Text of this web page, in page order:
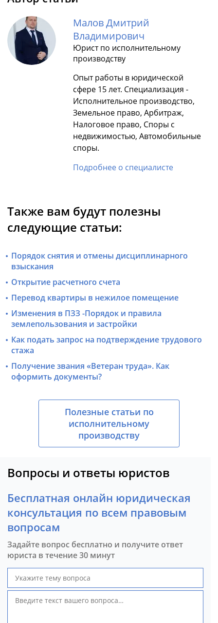
Малов Дмитрий
Владимирович
Юрист по исполнительному
производству
Опыт работы в юридической
сфере 15 лет. Специализация -
Исполнительное производство,
Земельное право, Арбитраж,
Налоговое право, Споры с
недвижимостью, Автомобильные
споры.
Подробнее о специалисте
Также вам будут полезны
следующие статьи:
Порядок снятия и отмены дисциплинарного
взыскания
Открытие расчетного счета
Перевод квартиры в нежилое помещение
Изменения в ПЗЗ -Порядок и правила
землепользования и застройки
Как подать запрос на подтверждение трудового
стажа
Получение звания «Ветеран труда». Как
оформить документы?
Полезные статьи по
исполнительному
производству
Вопросы и ответы юристов
Бесплатная онлайн юридическая
консультация по всем правовым
вопросам
Задайте вопрос бесплатно и получите ответ
юриста в течение 30 минут